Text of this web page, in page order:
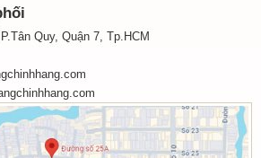
Quy, Quận 7, Tp.HCM